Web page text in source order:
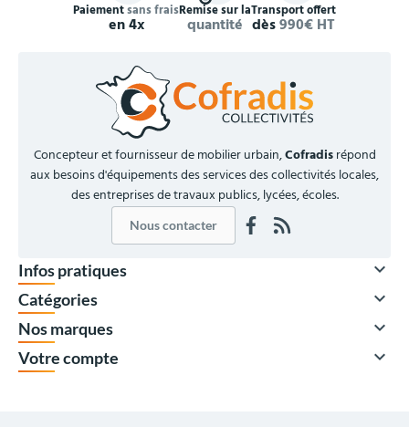
Paiementsans frais
en 4x
Remise sur la
quantité
Transport offert
dès990€ HT
Concepteur et fournisseur de mobilier urbain,Cofradisrépond
aux besoins d'équipements des services des collectivités locales,
des entreprises de travaux publics, lycées, écoles.
Nous contacter
Infos pratiques 
Catégories 
Nos marques 
Votre compte 